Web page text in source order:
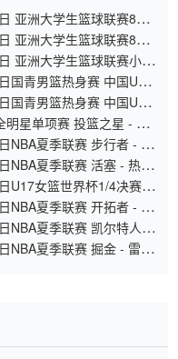
亚洲大学生篮球联赛8强
上海交通大学 全场录像
亚洲大学生篮球联赛8强
政治大学 全场录像
亚洲大学生篮球联赛小组
香港中文大学 全场录像
国青男篮热身赛 中国U18
球学院 全场录像
国青男篮热身赛 中国U18
电队 全场录像
明星单项赛 投篮之星 - 单
NBA夏季联赛 步行者 - 鹈
NBA夏季联赛 活塞 - 热火
U17女篮世界杯1/4决赛 中
大U17女篮 录像
NBA夏季联赛 开拓者 - 掘
NBA夏季联赛 凯尔特人 -
NBA夏季联赛 掘金 - 雷霆